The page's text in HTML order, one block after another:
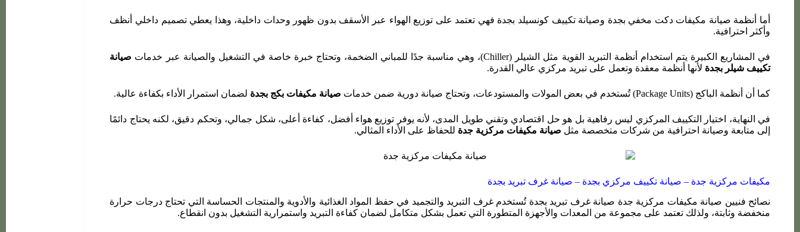
أما أنظمة صيانة مكيفات دكت مخفي بجدة وصيانة تكييف كونسيلد بجدة فهي تعتمد على توزيع الهواء عبر الأسقف بدون ظهور وحدات داخلية، وهذا يعطي تصميم داخلي أنظف
وأكثر احترافية.
في المشاريع الكبيرة يتم استخدام أنظمة التبريد القوية مثل الشيلر (Chiller)، وهي مناسبة جدًا للمباني الضخمة، وتحتاج خبرة خاصة في التشغيل والصيانة عبر خدمات
صيانة
تكييف شيلر بجدة لأنها أنظمة معقدة وتعمل على تبريد مركزي عالي القدرة.
كما أن أنظمة الباكج (Package Units) تُستخدم في بعض المولات والمستودعات، وتحتاج صيانة دورية ضمن خدمات صيانة مكيفات بكج بجدة لضمان استمرار الأداء بكفاءة عالية.
في النهاية، اختيار التكييف المركزي ليس رفاهية بل هو حل اقتصادي وتقني طويل المدى، لأنه يوفر توزيع هواء أفضل، كفاءة أعلى، شكل جمالي، وتحكم دقيق، لكنه يحتاج دائمًا
إلى متابعة وصيانة احترافية من شركات متخصصة مثل صيانة مكيفات مركزية جدة للحفاظ على الأداء المثالي.
مكيفات مركزية جدة – صيانة تكييف مركزي بجدة – صيانة غرف تبريد بجدة
نصائح فنيين صيانة مكيفات مركزية جدة صيانة غرف تبريد بجدة تُستخدم غرف التبريد والتجميد في حفظ المواد الغذائية والأدوية والمنتجات الحساسة التي تحتاج درجات حرارة
منخفضة وثابتة، ولذلك تعتمد على مجموعة من المعدات والأجهزة المتطورة التي تعمل بشكل متكامل لضمان كفاءة التبريد واستمرارية التشغيل بدون انقطاع.